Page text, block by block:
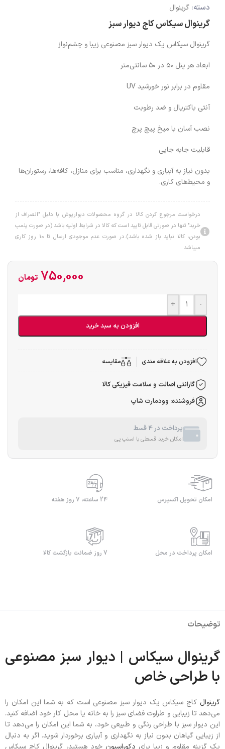
دسته: گرینوال
گرینوال سیکاس کاج دیوار سبز
گرینوال سیکاس یک دیوار سبز مصنوعی زیبا و چشم‌نواز
ابعاد هر پنل ۵۰ در ۵۰ سانتی‌متر
مقاوم در برابر نور خورشید UV
آنتی باکتریال و ضد رطوبت
نصب آسان با میخ پیچ پرچ
قابلیت جابه جایی
بدون نیاز به آبیاری و نگهداری، مناسب برای منازل، کافه‌ها، رستوران‌ها
و محیط‌های کاری.
درخواست مرجوع کردن کالا در گروه محصولات دبوارپوش با دلیل "انصراف از
خرید" تنها در صورتی قابل تایید است که کالا در شرایط اولیه باشد (در صورت پلمپ
بودن، کالا نباید باز شده باشد).در صورت عدم موجودی ارسال تا 10 روز کاری
میباشد
750,000 تومان
-
+
افزودن به سبد خرید
افزودن به علاقه مندی مقایسه
گارانتی اصالت و سلامت فیزیکی کالا
فروشنده: وودمارت شاپ
پرداخت در 4 قسط
امکان خرید قسطی با اسنپ پی
امکان تحویل اکسپرس 24 ساعته، 7 روز هفته
امکان پرداخت در محل 7 روز ضمانت بازگشت کالا
توضیحات
گرینوال سیکاس | دیوار سبز مصنوعی
با طراحی خاص
گرینوال کاج سیکاس یک دیوار سبز مصنوعی است که به شما این امکان را
می‌دهد تا زیبایی و طراوت فضای سبز را به خانه یا محل کار خود اضافه کنید.
این دیوار سبز با طراحی رنگی و طبیعی خود، به شما این امکان را می‌دهد تا
از زیبایی گیاهان بدون نیاز به نگهداری و آبیاری برخوردار شوید. اگر به دنبال
یک گزینه مقاوم و زیبا برای دکوراسیون خود هستید، گرینوال کاج سیکاس